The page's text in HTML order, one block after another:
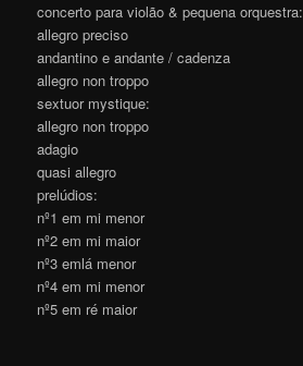
concerto para violão & pequena orquestra:
allegro preciso
andantino e andante / cadenza
allegro non troppo
sextuor mystique:
allegro non troppo
adagio
quasi allegro
prelúdios:
nº1 em mi menor
nº2 em mi maior
nº3 emlá menor
nº4 em mi menor
nº5 em ré maior